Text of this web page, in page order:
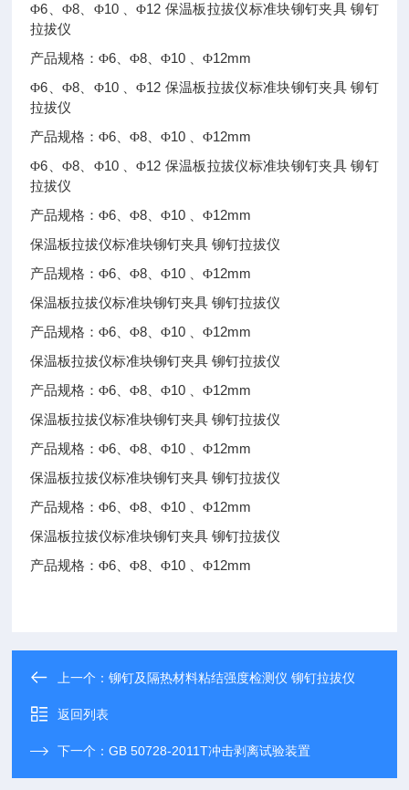
Φ6 、Φ8 、Φ10 、Φ12 保温板拉拔仪标准块铆钉夹具 铆钉
拉拔仪
产品规格：Φ6 、Φ8 、Φ10 、Φ12mm
Φ6 、Φ8 、Φ10 、Φ12 保温板拉拔仪标准块铆钉夹具 铆钉
拉拔仪
产品规格：Φ6 、Φ8 、Φ10 、Φ12mm
Φ6 、Φ8 、Φ10 、Φ12 保温板拉拔仪标准块铆钉夹具 铆钉
拉拔仪
产品规格：Φ6 、Φ8 、Φ10 、Φ12mm
保温板拉拔仪标准块铆钉夹具 铆钉拉拔仪
产品规格：Φ6 、Φ8 、Φ10 、Φ12mm
保温板拉拔仪标准块铆钉夹具 铆钉拉拔仪
产品规格：Φ6 、Φ8 、Φ10 、Φ12mm
保温板拉拔仪标准块铆钉夹具 铆钉拉拔仪
产品规格：Φ6 、Φ8 、Φ10 、Φ12mm
保温板拉拔仪标准块铆钉夹具 铆钉拉拔仪
产品规格：Φ6 、Φ8 、Φ10 、Φ12mm
保温板拉拔仪标准块铆钉夹具 铆钉拉拔仪
产品规格：Φ6 、Φ8 、Φ10 、Φ12mm
保温板拉拔仪标准块铆钉夹具 铆钉拉拔仪
产品规格：Φ6 、Φ8 、Φ10 、Φ12mm
上一个：铆钉及隔热材料粘结强度检测仪 铆钉拉拔仪
返回列表
下一个：GB 50728-2011T冲击剥离试验装置